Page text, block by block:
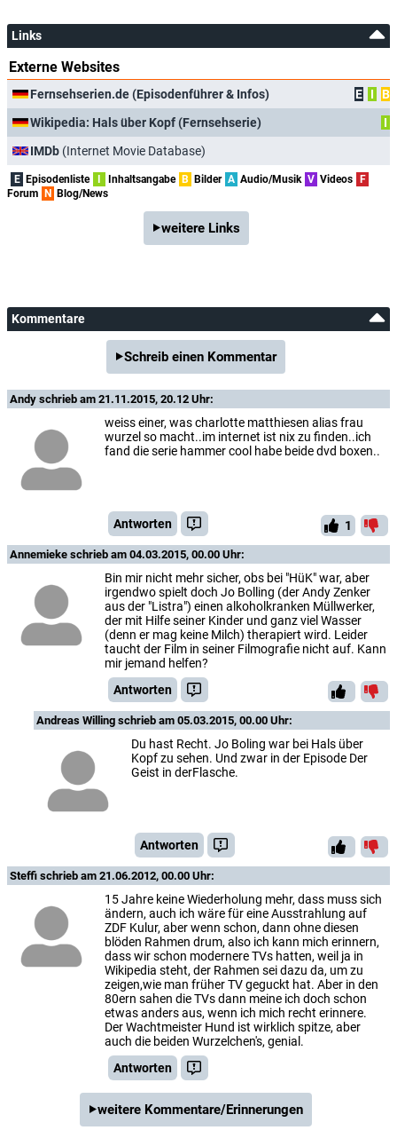
Links
Externe Websites
Fernsehserien.de (Episodenführer & Infos) E I
B
Wikipedia: Hals über Kopf (Fernsehserie)
I
IMDb (Internet Movie Database)
E Episodenliste Inhaltsangabe B Bilder A Audio/Musik V Videos
F
Forum
N Blog/News
weitere Links
Kommentare
Schreib einen Kommentar
Andy schrieb am 21.11.2015, 20.12 Uhr:
weiss einer, was charlotte matthiesen alias frau
wurzel so macht..im internet ist nix zu finden..ich
fand die serie hammer cool habe beide dvd boxen..
Antworten 1
Annemieke schrieb am 04.03.2015, 00.00 Uhr:
Bin mir nicht mehr sicher, obs bei "HüK" war, aber
irgendwo spielt doch Jo Bolling (der Andy Zenker
aus der "Listra") einen alkoholkranken Müllwerker,
der mit Hilfe seiner Kinder und ganz viel Wasser
(denn er mag keine Milch) therapiert wird. Leider
taucht der Film in seiner Filmografie nicht auf. Kann
mir jemand helfen?
Antworten
Andreas Willing schrieb am 05.03.2015, 00.00 Uhr:
Du hast Recht. Jo Boling war bei Hals über
Kopf zu sehen. Und zwar in der Episode Der
Geist in derFlasche.
Antworten
Steffi schrieb am 21.06.2012, 00.00 Uhr:
15 Jahre keine Wiederholung mehr, dass muss sich
ändern, auch ich wäre für eine Ausstrahlung auf
ZDF Kulur, aber wenn schon, dann ohne diesen
blöden Rahmen drum, also ich kann mich erinnern,
dass wir schon modernere TVs hatten, weil ja in
Wikipedia steht, der Rahmen sei dazu da, um zu
zeigen,wie man früher TV geguckt hat. Aber in den
80ern sahen die TVs dann meine ich doch schon
etwas anders aus, wenn ich mich recht erinnere.
Der Wachtmeister Hund ist wirklich spitze, aber
auch die beiden Wurzelchen's, genial.
Antworten
weitere Kommentare/Erinnerungen